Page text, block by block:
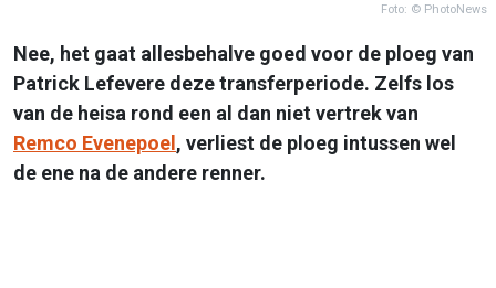
Foto: © PhotoNews
Nee, het gaat allesbehalve goed voor de ploeg van
Patrick Lefevere deze transferperiode. Zelfs los
van de heisa rond een al dan niet vertrek van
Remco Evenepoel, verliest de ploeg intussen wel
de ene na de andere renner.